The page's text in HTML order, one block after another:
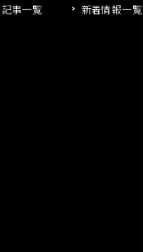
事一覧 新着情報一覧